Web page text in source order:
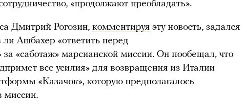
«продолжают преобладать».
Дмитрий Рогозин, комментируя эту новость, задался
ли Ашбахер «ответить перед
за «саботаж» марсианской миссии. Он пообещал, что
все усилия» для возвращения из Италии
«Казачок», которую предполагалось
миссии.